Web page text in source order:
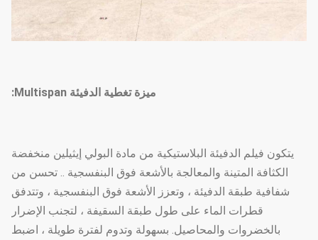
ميزة تغطية الدفيئة Multispan:
يتكون فيلم الدفيئة البلاستيكية من مادة البولي إيثيلين منخفضة
الكثافة المتينة والمعالجة بالأشعة فوق البنفسجية .. تحسن من
شفافية طبقة الدفيئة ، وتعزز الأشعة فوق البنفسجية ، وتتدفق
قطرات الماء على طول طبقة السقيفة ، لتجنب الإضرار
بالخضروات والمحاصيل. بسهولة وتدوم لفترة طويلة ، اضبط